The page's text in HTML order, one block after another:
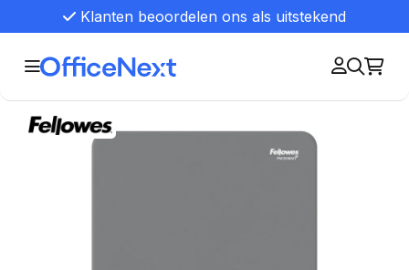
Klanten beoordelen ons als uitstekend